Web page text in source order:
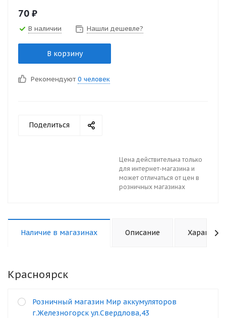
70 ₽
В наличии Нашли дешевле?
В корзину
Рекомендуют 0 человек
Поделиться
Цена действительна только
для интернет-магазина и
может отличаться от цен в
розничных магазинах
Наличие в магазинах Описание
Красноярск
Розничный магазин Мир аккумуляторов
г.Железногорск ул.Свердлова,43